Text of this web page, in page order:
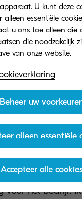
regio wereldwijd
solutions.
"Het is een
die ik
van de rol van
Solutions
in onze
dat we de
expertise en
te
leidende rol
en
voor het bedrijf.
U kunt deze
alleen essentiële
u ons toe alleen die
die noodzakelijk
Beheer uw
alleen essentiële
Accepteer alle cookies